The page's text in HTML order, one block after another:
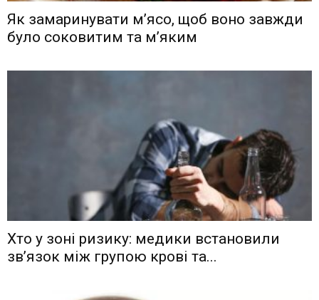
Як замаринувати м’ясо, щоб воно завжди
було соковитим та м’яким
Хто у зоні ризику: медики встановили
зв’язок між групою крові та...